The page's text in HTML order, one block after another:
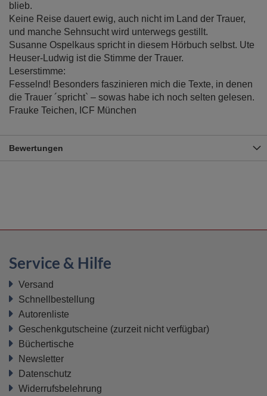
blieb.
Keine Reise dauert ewig, auch nicht im Land der Trauer,
und manche Sehnsucht wird unterwegs gestillt.
Susanne Ospelkaus spricht in diesem Hörbuch selbst. Ute
Heuser-Ludwig ist die Stimme der Trauer.
Leserstimme:
Fesselnd! Besonders faszinieren mich die Texte, in denen
die Trauer ´spricht` – sowas habe ich noch selten gelesen.
Frauke Teichen, ICF München
Bewertungen
Service & Hilfe
Versand
Schnellbestellung
Autorenliste
Geschenkgutscheine (zurzeit nicht verfügbar)
Büchertische
Newsletter
Datenschutz
Widerrufsbelehrung